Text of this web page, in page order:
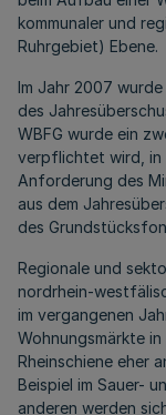
kommunaler und
Ruhrgebiet) Ebene.
Im Jahr 2007
des
WBFG wurde ein
verpflichtet wird, in
Anforderung des
aus dem
des
Regionale und
nordrhein-
im vergangenen
Wohnungsmärkte
Rheinschiene eher
Beispiel im Sauer-
anderen werden